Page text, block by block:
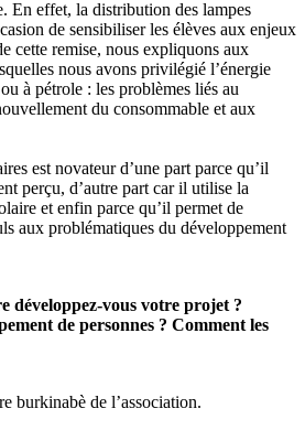
En effet, la distribution des lampes
de sensibiliser les élèves aux enjeux
cette remise, nous expliquons aux
nous avons privilégié l’énergie
à pétrole : les problèmes liés au
du consommable et aux
est novateur d’une part parce qu’il
perçu, d’autre part car il utilise la
et enfin parce qu’il permet de
aux problématiques du développement
développez-vous votre projet ?
de personnes ? Comment les
burkinabè de l’association.